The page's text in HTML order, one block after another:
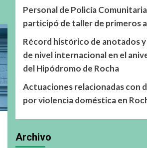
Personal de Policía Comunitaria
participó de taller de primeros
Récord histórico de anotados
de nivel internacional en el
del Hipódromo de Rocha
Actuaciones relacionadas con
por violencia doméstica en
Archivo